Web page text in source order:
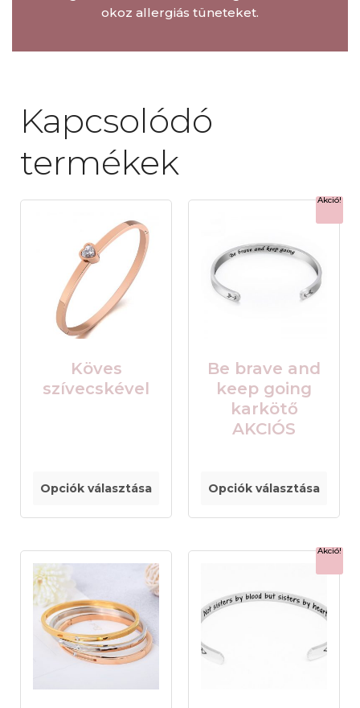
okoz allergiás tüneteket.
Kapcsolódó
termékek
Köves
szívecskével
Opciók választása
Akció!
Be brave and
keep going
karkötő
AKCIÓS
Opciók választása
Akció!